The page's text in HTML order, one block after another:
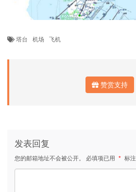
塔台 机场 飞机
赞赏支持
发表回复
您的邮箱地址不会被公开。 必填项已用 * 标注